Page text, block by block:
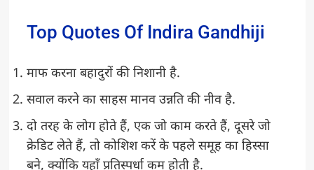
Top Quotes Of Indira Gandhiji
माफ करना बहादुरों की निशानी है.
सवाल करने का साहस मानव उन्नति की नीव है.
दो तरह के लोग होते हैं, एक जो काम करते हैं, दूसरे जो
क्रेडिट लेते हैं, तो कोशिश करें के पहले समूह का हिस्सा
बने, क्योंकि यहाँ प्रतिस्पर्धा कम होती है.